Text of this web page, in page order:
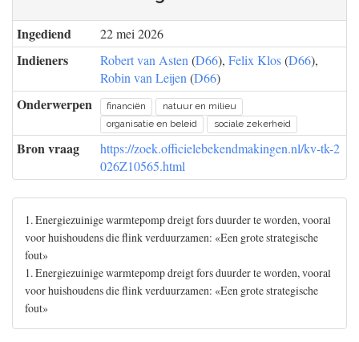
Ingediend 22 mei 2026
Indieners Robert van Asten (D66), Felix Klos(D66),
Robin van Leijen (D66)
Onderwerpen financiën
natuur en milieu
organisatie en beleid
sociale zekerheid
Bron vraag
https://zoek.officielebekendmakingen.nl/kv-tk-2
026Z10565.html
1. Energiezuinige warmtepomp dreigt fors duurder te worden, vooral
voor huishoudens die flink verduurzamen: «Een grote strategische
fout»
1. Energiezuinige warmtepomp dreigt fors duurder te worden, vooral
voor huishoudens die flink verduurzamen: «Een grote strategische
fout»